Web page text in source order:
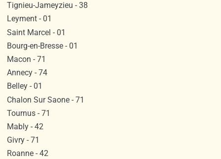
Tignieu-Jameyzieu - 38
Leyment - 01
Saint Marcel - 01
Bourg-en-Bresse - 01
Macon - 71
Annecy - 74
Belley - 01
Chalon Sur Saone - 71
Tournus - 71
Mably - 42
Givry - 71
Roanne - 42